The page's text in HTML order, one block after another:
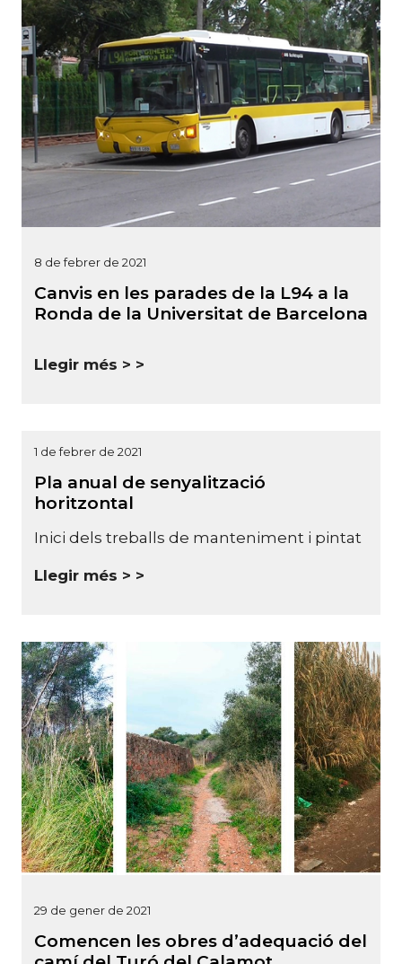
8 de febrer de 2021
Canvis en les parades de la L94 a la
Ronda de la Universitat de Barcelona
Llegir més >
1 de febrer de 2021
Pla anual de senyalització
horitzontal
Inici dels treballs de manteniment i pintat
Llegir més >
29 de gener de 2021
Comencen les obres d’adequació del